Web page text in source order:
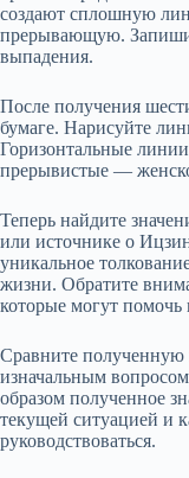
создают сплошную
прерывающую.
выпадения.
После получения
бумаге. Нарисуйте
Горизонтальные
прерывистые —
Теперь найдите
или источнике о
уникальное
жизни. Обратите
которые могут помочь
Сравните
изначальным
образом полученное
текущей ситуацией и
руководствоваться.